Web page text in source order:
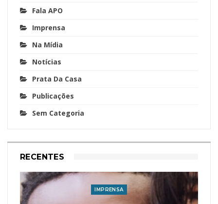
Fala APO
Imprensa
Na Mídia
Notícias
Prata Da Casa
Publicações
Sem Categoria
RECENTES
IMPRENSA